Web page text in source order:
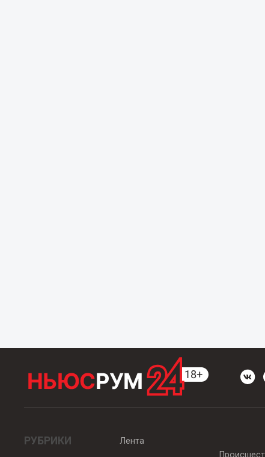
РУБРИКИ
Лента